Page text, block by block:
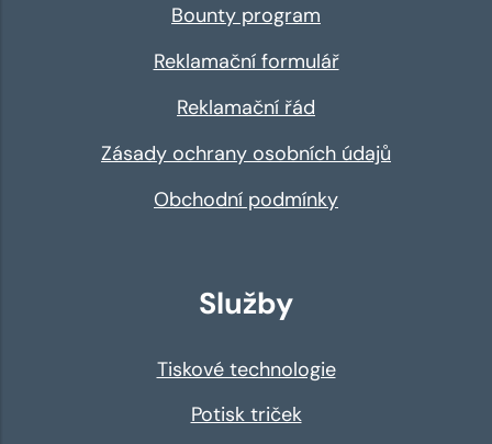
Bounty program
Reklamační formulář
Reklamační řád
Zásady ochrany osobních údajů
Obchodní podmínky
Služby
Tiskové technologie
Potisk triček